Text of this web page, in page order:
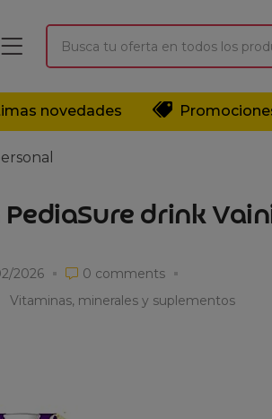
novedades
PediaSure drink
2026 0 comments
Vitaminas, minerales y suplementos